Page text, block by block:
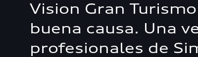
Vision Gran
buena causa. Una
profesionales de